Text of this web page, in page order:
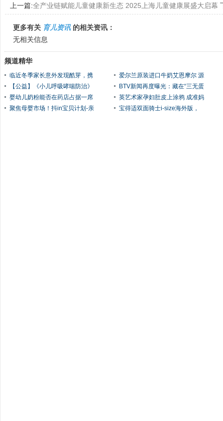
上一篇:全产业链赋能儿童健康新生态 2025上海儿童健康展盛大启幕
更多有关 育儿资讯 的相关资讯：
无相关信息
频道精华
临近冬季家长意外发现酷芽，携
爱尔兰原装进口牛奶艾恩摩尔 源
【公益】《小儿呼吸哮喘防治》
BTV新闻再度曝光：藏在“三无蛋
婴幼儿奶粉能否在药店占据一席
英艺术家孕妇肚皮上涂鸦 成准妈
聚焦母婴市场！抖in宝贝计划-亲
宝得适双面骑士i-size海外版，